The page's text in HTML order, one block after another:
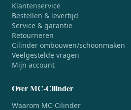
Klantenservice
Bestellen & levertijd
Service & garantie
Retourneren
Cilinder ombouwen/schoonmaken
Veelgestelde vragen
Mijn account
Over MC-Cilinder
Waarom MC-Cilinder